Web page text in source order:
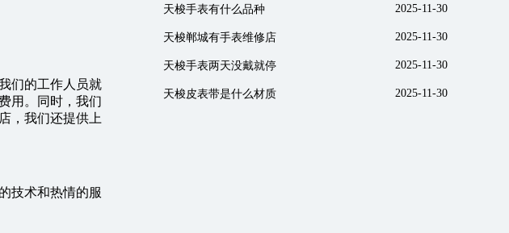
们的工作人员就
用。同时，我们
，我们还提供上
技术和热情的服
天梭手表有什么品种 2025-11-30
天梭郸城有手表维修店 2025-11-30
天梭手表两天没戴就停 2025-11-30
天梭皮表带是什么材质 2025-11-30